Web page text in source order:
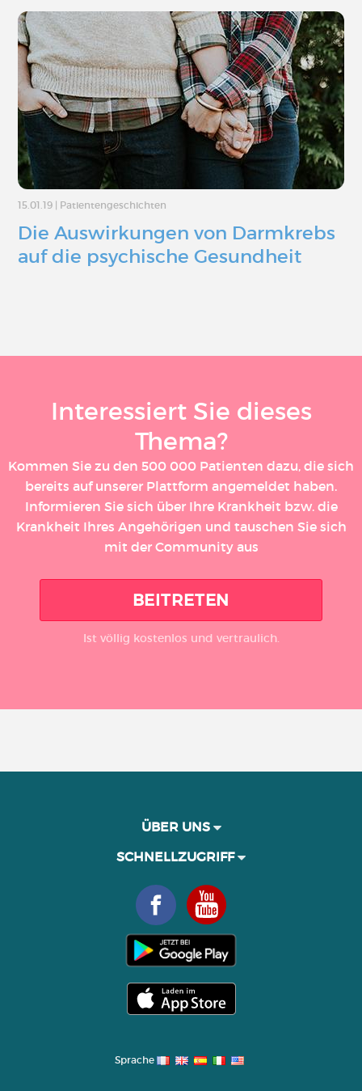
15.01.19 Patientengeschichten
Die Auswirkungen von Darmkrebs
auf die psychische Gesundheit
Interessiert Sie dieses
Thema?
Kommen Sie zu den 500 000 Patienten dazu, die sich
bereits auf unserer Plattform angemeldet haben.
Informieren Sie sich über Ihre Krankheit bzw. die
Krankheit Ihres Angehörigen und tauschen Sie sich
mit der Community aus
BEITRETEN
Ist völlig kostenlos und vertraulich.
ÜBER UNS
SCHNELLZUGRIFF
Sprache